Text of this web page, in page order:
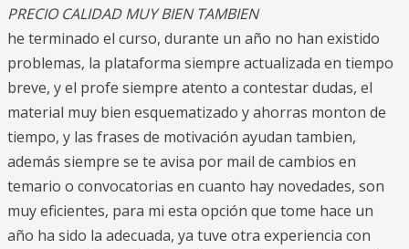
PRECIO CALIDAD MUY BIEN TAMBIEN
he terminado el curso, durante un año no han existido
problemas, la plataforma siempre actualizada en tiempo
breve, y el profe siempre atento a contestar dudas, el
material muy bien esquematizado y ahorras monton de
tiempo, y las frases de motivación ayudan tambien,
además siempre se te avisa por mail de cambios en
temario o convocatorias en cuanto hay novedades, son
muy eficientes, para mi esta opción que tome hace un
año ha sido la adecuada, ya tuve otra experiencia con